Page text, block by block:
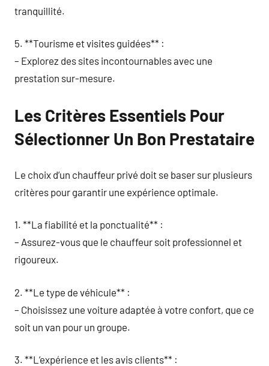
tranquillité.
5. **Tourisme et visites guidées** :
– Explorez des sites incontournables avec une
prestation sur-mesure.
Les Critères Essentiels Pour
Sélectionner Un Bon Prestataire
Le choix d’un chauffeur privé doit se baser sur plusieurs
critères pour garantir une expérience optimale.
1. **La fiabilité et la ponctualité** :
– Assurez-vous que le chauffeur soit professionnel et
rigoureux.
2. **Le type de véhicule** :
– Choisissez une voiture adaptée à votre confort, que ce
soit un van pour un groupe.
3. **L’expérience et les avis clients** :